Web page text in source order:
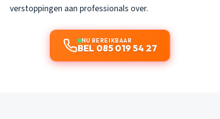
verstoppingen aan professionals over.
NU BEREIKBAAR
BEL 085 019 54 27